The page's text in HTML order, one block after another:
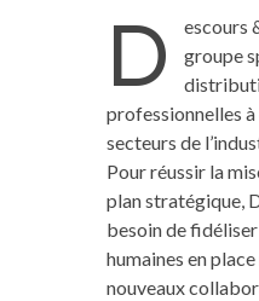
D
escours
groupe
professionnelles
secteurs de
Pour réussir la
plan stratégique,
besoin de
humaines en
nouveaux